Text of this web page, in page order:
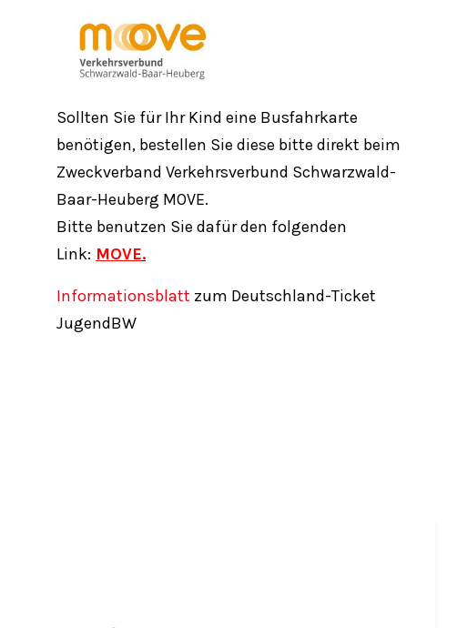
Sollten Sie für Ihr Kind eine Busfahrkarte
benötigen, bestellen Sie diese bitte direkt beim
Zweckverband Verkehrsverbund Schwarzwald-
Baar-Heuberg MOVE.
Bitte benutzen Sie dafür den folgenden
Link: MOVE.
Informationsblatt zum Deutschland-Ticket
JugendBW